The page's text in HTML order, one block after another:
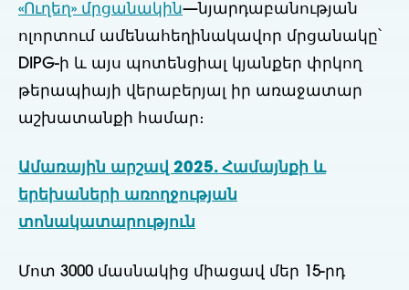
«Ուղեղ» մրցանակին—նյարդաբանության
ոլորտում ամենահեղինակավոր մրցանակը՝
DIPG-ի և այս պոտենցիալ կյանքեր փրկող
թերապիայի վերաբերյալ իր առաջատար
աշխատանքի համար։
Ամառային արշավ 2025. Համայնքի և
երեխաների առողջության
տոնակատարություն
Մոտ 3000 մասնակից միացավ մեր 15-րդ